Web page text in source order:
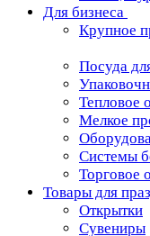
Для бизнеса
Крупное
Посуда
Тепловое
Мелкое
Системы
Торговое
Товары для
Открытки
Сувениры